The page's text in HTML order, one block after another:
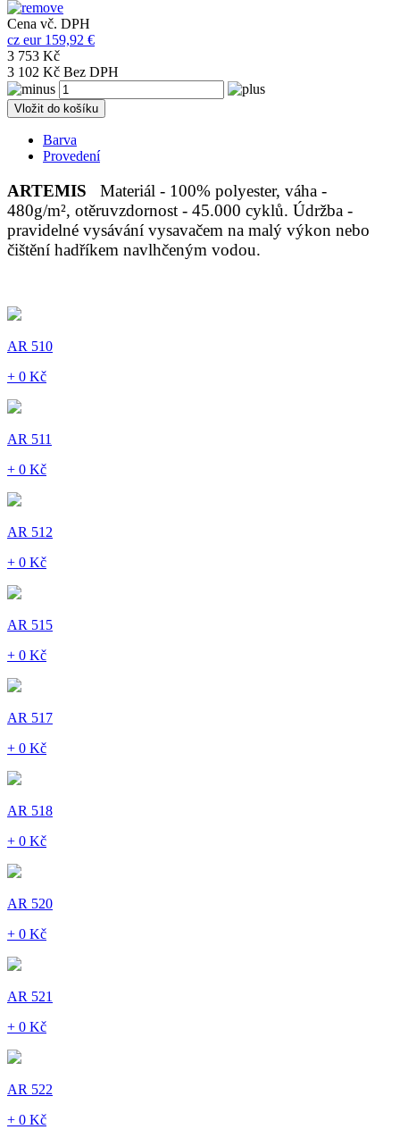
Cena vč. DPH
cz eur 159,92 €
3 753 Kč
3 102 Kč Bez DPH
Vložit do košíku
Barva
Provedení
ARTEMIS
Materiál - 100% polyester, váha -
480g/m², otěruvzdornost - 45.000 cyklů. Údržba -
pravidelné vysávání vysavačem na malý výkon nebo
čištění hadříkem navlhčeným vodou.
AR 510
+ 0 Kč
AR 511
+ 0 Kč
AR 512
+ 0 Kč
AR 515
+ 0 Kč
AR 517
+ 0 Kč
AR 518
+ 0 Kč
AR 520
+ 0 Kč
AR 521
+ 0 Kč
AR 522
+ 0 Kč